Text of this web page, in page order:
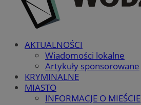
AKTUALNOŚCI
Wiadomości lokalne
Artykuły sponsorowane
KRYMINALNE
MIASTO
INFORMACJE O MIEŚCIE